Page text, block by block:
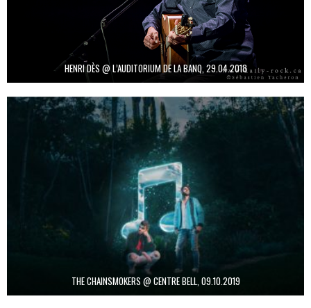
HENRI DÈS @ L’AUDITORIUM DE LA BANQ, 29.04.2018
THE CHAINSMOKERS @ CENTRE BELL, 09.10.2019